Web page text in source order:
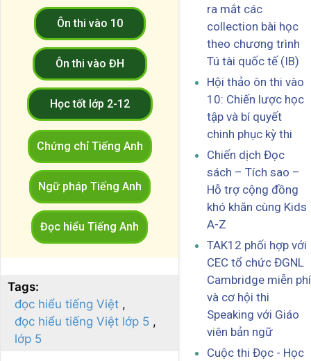
Ôn thi vào 10
Ôn thi vào ĐH
Học tốt lớp 2-12
Chứng chỉ Tiếng Anh
Ngữ pháp Tiếng Anh
Đọc hiểu Tiếng Anh
Tags:
đọc hiểu tiếng Việt
đọc hiểu tiếng Việt lớp 5
lớp 5
ra mắt các
collection bài học
theo chương trình
Tú tài quốc tế (IB)
Hội thảo ôn thi vào
10: Chiến lược học
tập và bí quyết
chinh phục kỳ thi
Chiến dịch Đọc
sách – Tích sao –
Hỗ trợ cộng đồng
khó khăn cùng Kids
A-Z
TAK12 phối hợp với
CEC tổ chức ĐGNL
Cambridge miễn phí
và cơ hội thi
Speaking với Giáo
viên bản ngữ
Cuộc thi Đọc - Học